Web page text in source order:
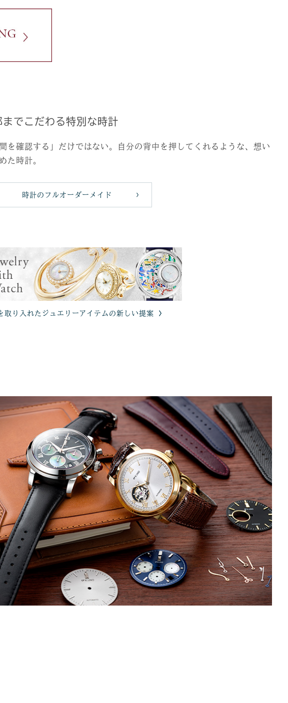
までこだわる特別な時計
間を確認する」だけではない。自分の背中を押してくれるような、想い
た時計。
時計のフルオーダーメイド
取り入れたジュエリーアイテムの新しい提案